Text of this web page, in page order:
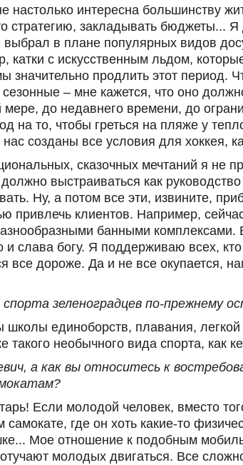
настолько интересна большинству
стратегию, закладывать бюджеты...
в плане популярных видов
катки с искусственным льдом,
значительно продлить этот период.
– мне кажется, что оно
до недавнего времени, до
на то, чтобы греться на пляже у
созданы все условия для хоккея,
сказочных мечтаний я не
выстраиваться как
Ну, а потом все эти, извините,
привлечь клиентов. Например,
банными комплексами.
и слава богу. Я поддерживаю всех,
все дороже. Да и не все окупается,
зеленоградцев по-прежнему
школы единоборств, плавания, легкой
необычного вида спорта, как
а как вы относитесь к
Если молодой человек, вместо
самокате, где он хоть какие-то
Мое отношение к подобным
молодых двигаться. Все